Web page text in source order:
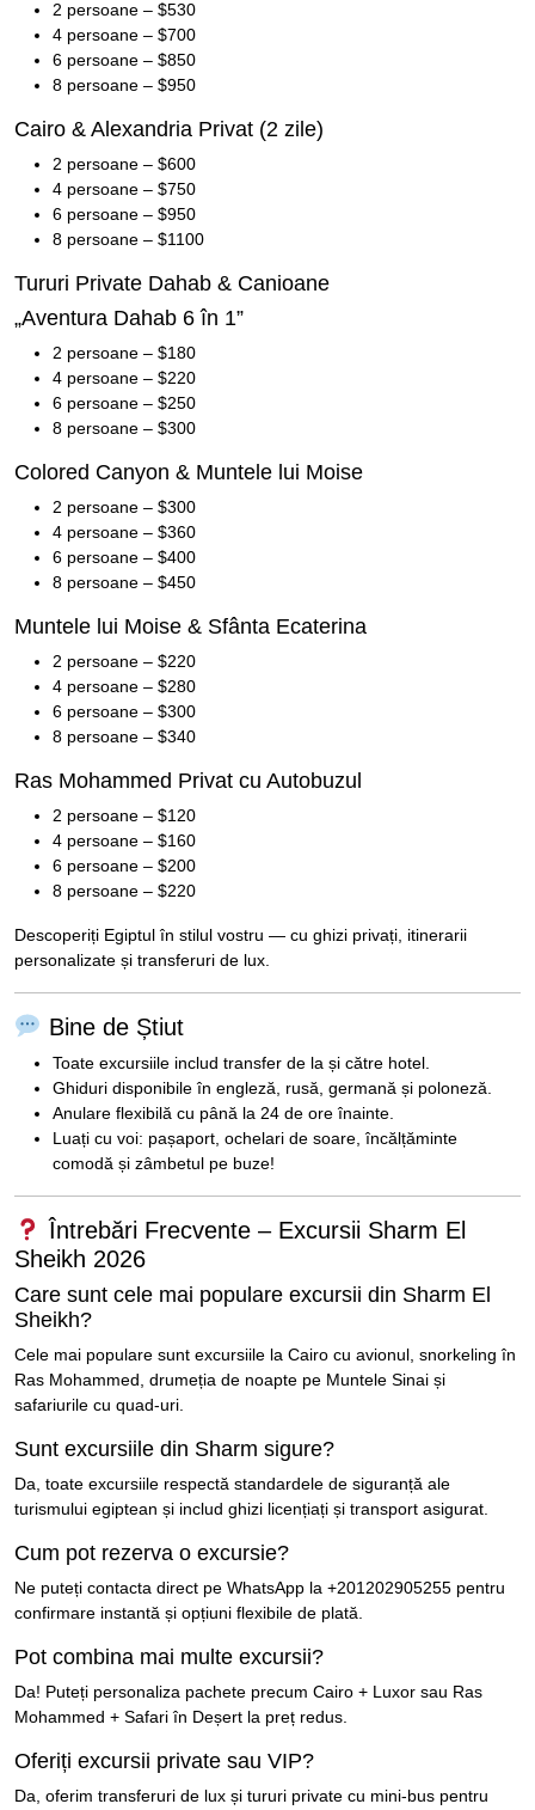
2 persoane – $530
4 persoane – $700
6 persoane – $850
8 persoane – $950
Cairo & Alexandria Privat (2 zile)
2 persoane – $600
4 persoane – $750
6 persoane – $950
8 persoane – $1100
Tururi Private Dahab & Canioane
„Aventura Dahab 6 în 1”
2 persoane – $180
4 persoane – $220
6 persoane – $250
8 persoane – $300
Colored Canyon & Muntele lui Moise
2 persoane – $300
4 persoane – $360
6 persoane – $400
8 persoane – $450
Muntele lui Moise & Sfânta Ecaterina
2 persoane – $220
4 persoane – $280
6 persoane – $300
8 persoane – $340
Ras Mohammed Privat cu Autobuzul
2 persoane – $120
4 persoane – $160
6 persoane – $200
8 persoane – $220
Descoperiți Egiptul în stilul vostru — cu ghizi privați, itinerarii
personalizate și transferuri de lux.
Bine de Știut
Toate excursiile includ transfer de la și către hotel.
Ghiduri disponibile în engleză, rusă, germană și poloneză.
Anulare flexibilă cu până la 24 de ore înainte.
Luați cu voi: pașaport, ochelari de soare, încălțăminte
comodă și zâmbetul pe buze!
Întrebări Frecvente – Excursii Sharm El
Sheikh 2026
Care sunt cele mai populare excursii din Sharm El
Sheikh?
Cele mai populare sunt excursiile la Cairo cu avionul, snorkeling în
Ras Mohammed, drumeția de noapte pe Muntele Sinai și
safariurile cu quad-uri.
Sunt excursiile din Sharm sigure?
Da, toate excursiile respectă standardele de siguranță ale
turismului egiptean și includ ghizi licențiați și transport asigurat.
Cum pot rezerva o excursie?
Ne puteți contacta direct pe WhatsApp la +201202905255 pentru
confirmare instantă și opțiuni flexibile de plată.
Pot combina mai multe excursii?
Da! Puteți personaliza pachete precum Cairo + Luxor sau Ras
Mohammed + Safari în Deșert la preț redus.
Oferiți excursii private sau VIP?
Da, oferim transferuri de lux și tururi private cu mini-bus pentru